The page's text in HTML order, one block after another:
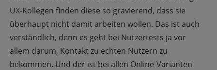
UX-Kollegen finden diese so gravierend, dass sie
überhaupt nicht damit arbeiten wollen. Das ist auch
verständlich, denn es geht bei Nutzertests ja vor
allem darum, Kontakt zu echten Nutzern zu
bekommen. Und der ist bei allen Online-Varianten